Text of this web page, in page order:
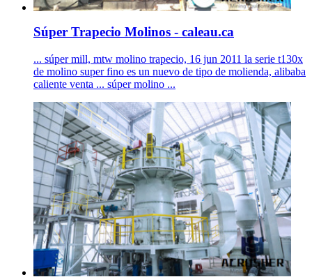
Súper Trapecio Molinos - caleau.ca
... súper mill, mtw molino trapecio, 16 jun 2011 la serie t130x
de molino super fino es un nuevo de tipo de molienda, alibaba
caliente venta ... súper molino ...